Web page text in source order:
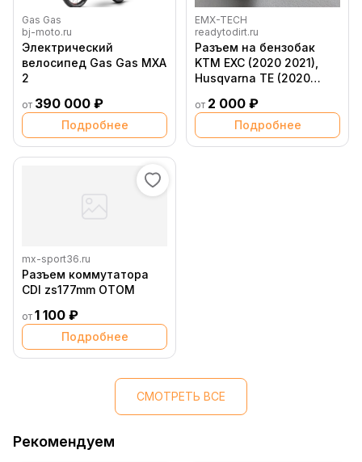
Gas Gas
bj-moto.ru
Электрический
велосипед Gas Gas MXA
2
от 390 000 ₽
Подробнее
EMX-TECH
readytodirt.ru
Разъем на бензобак
KTM EXC (2020 2021),
Husqvarna TE (2020
от 2 000 ₽
Подробнее
mx-sport36.ru
Разъем коммутатора
CDI zs177mm OTOM
от 1 100 ₽
Подробнее
СМОТРЕТЬ ВСЕ
Рекомендуем